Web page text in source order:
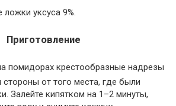
ложки уксуса 9%.
Приготовление
помидорах крестообразные надрезы
стороны от того места, где были
Залейте кипятком на 1–2 минуты,